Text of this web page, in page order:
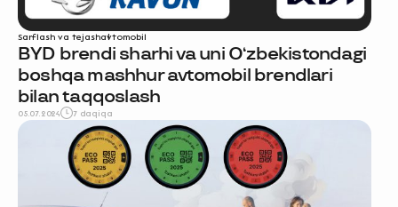
Sarflash va tejashavtomobil
BYD brendi sharhi va uni O‘zbekistondagi
boshqa mashhur avtomobil brendlari
bilan taqqoslash
05.07.2024 7 daqiqa